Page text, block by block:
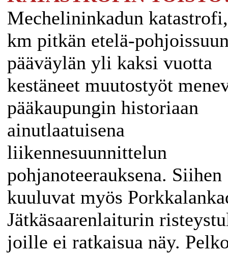
Mechelininkadun
km pitkän etelä-
pääväylän yli kaksi vuotta
kestäneet muutostyöt
pääkaupungin historiaan
ainutlaatuisena
liikennesuunnittelun
pohjanoteerauksena. Siihen
kuuluvat myös
Jätkäsaarenlaiturin
joille ei ratkaisua näy.